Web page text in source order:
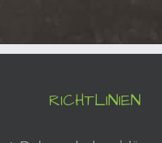
RICHTLINIEN